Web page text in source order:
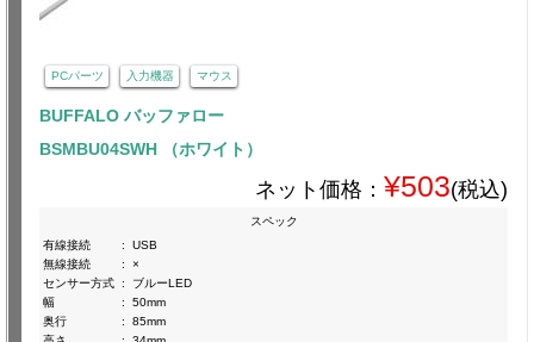
PCパーツ 入力機器 マウス
BUFFALO バッファロー
BSMBU04SWH （ホワイト）
ネット価格： ¥503(税込)
スペック
有線接続
:
USB
無線接続
:
×
センサー方式 :
ブルーLED
幅
:
50mm
奥行
:
85mm